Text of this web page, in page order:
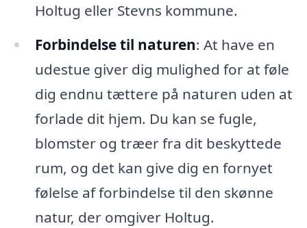
Holtug eller Stevns kommune.
Forbindelse til naturen: At have en
udestue giver dig mulighed for at føle
dig endnu tættere på naturen uden at
forlade dit hjem. Du kan se fugle,
blomster og træer fra dit beskyttede
rum, og det kan give dig en fornyet
følelse af forbindelse til den skønne
natur, der omgiver Holtug.